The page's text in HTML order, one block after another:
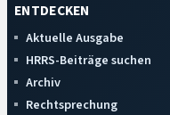
ENTDECKEN
Aktuelle Ausgabe
HRRS-Beiträge suchen
Archiv
Rechtsprechung